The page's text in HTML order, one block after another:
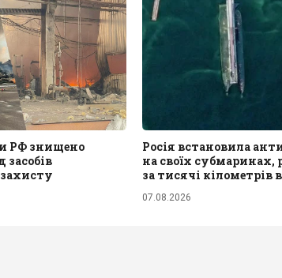
РФ знищено
Росія встановила
на своїх субмаринах,
за тисячі кілометрів
07.08.2026